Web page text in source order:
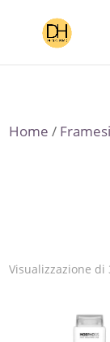
Home / Framesi
Visualizzazione